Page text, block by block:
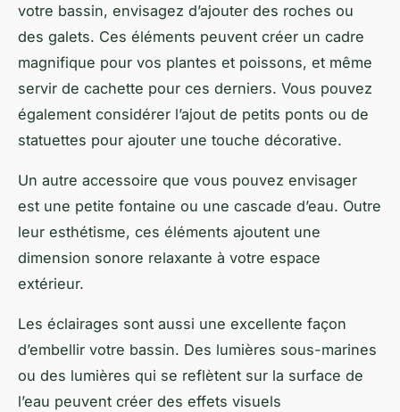
votre bassin, envisagez d’ajouter des roches ou
des galets. Ces éléments peuvent créer un cadre
magnifique pour vos plantes et poissons, et même
servir de cachette pour ces derniers. Vous pouvez
également considérer l’ajout de petits ponts ou de
statuettes pour ajouter une touche décorative.
Un autre accessoire que vous pouvez envisager
est une petite fontaine ou une cascade d’eau. Outre
leur esthétisme, ces éléments ajoutent une
dimension sonore relaxante à votre espace
extérieur.
Les éclairages sont aussi une excellente façon
d’embellir votre bassin. Des lumières sous-marines
ou des lumières qui se reflètent sur la surface de
l’eau peuvent créer des effets visuels